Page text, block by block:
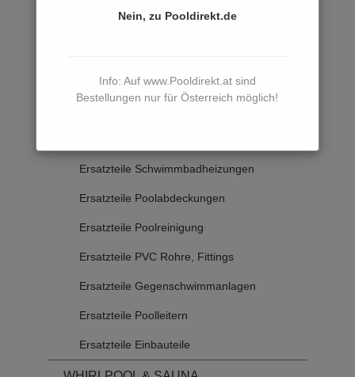
Nein, zu Pooldirekt.de
Info: Auf www.Pooldirekt.at sind
Bestellungen nur für Österreich möglich!
Ersatzteile Innenhüllen
Ersatzteile Schwimmbadheizungen
Ersatzteile Poolabdeckungen
Ersatzteile Poolreinigung
Ersatzteile PVC Rohre, Fittings
Ersatzteile Gegenschwimmanlagen
Ersatzteile Poolleitern
Ersatzteile Einbauteile